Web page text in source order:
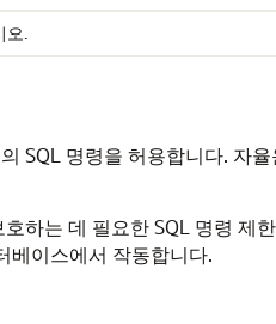
오.
SQL 명령을 허용합니다. 자
하는 데 필요한 SQL 명령 제
베이스에서 작동합니다.